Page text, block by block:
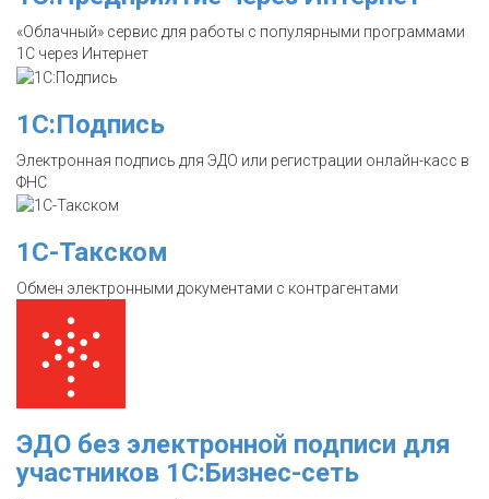
«Облачный» сервис для работы с популярными программами
1С через Интернет
1С:Подпись
Электронная подпись для ЭДО или регистрации онлайн-касс в
ФНС
1С-Такском
Обмен электронными документами с контрагентами
ЭДО без электронной подписи для
участников 1С:Бизнес-сеть